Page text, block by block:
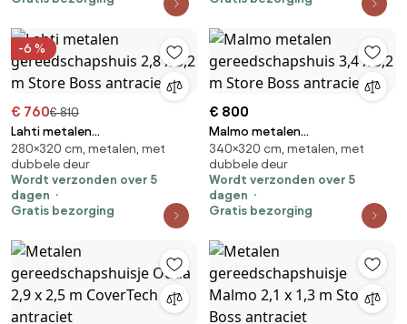
-6 %
€ 760€ 810
Lahti metalen
gereedschapshuis 2,8 x 3,2 m
Store Boss antraciet
280×320 cm, metalen, met
dubbele deur
Wordt verzonden over 5
dagen
Gratis bezorging
€ 800
Malmo metalen
gereedschapshuis 3,4 x 3,2 m
Store Boss antraciet
340×320 cm, metalen, met
dubbele deur
Wordt verzonden over 5
dagen
Gratis bezorging